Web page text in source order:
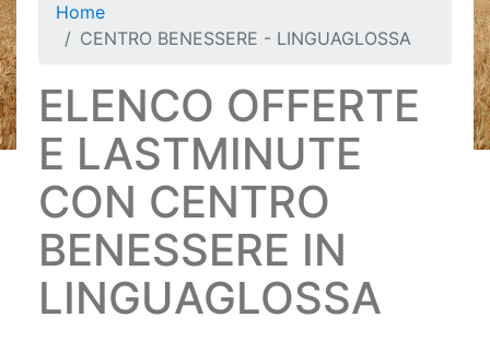
Home
CENTRO BENESSERE - LINGUAGLOSSA
ELENCO OFFERTE
E LASTMINUTE
CON CENTRO
BENESSERE IN
LINGUAGLOSSA